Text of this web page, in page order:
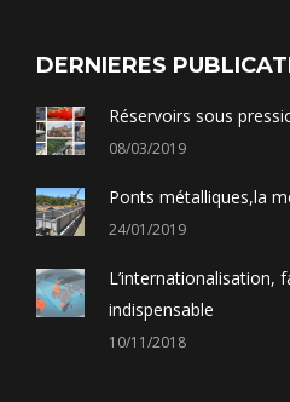
DERNIERES
Réservoirs sous
08/03/2019
Ponts métalliques,la
24/01/2019
L’internationalisation,
indispensable
10/11/2018